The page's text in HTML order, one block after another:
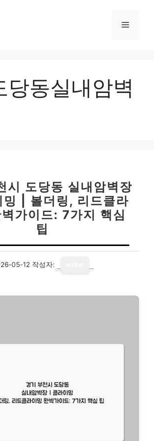
메
당동실내암벽
시 도당동 실내암벽장
밍 | 볼더링, 리드클라
가이드: 7가지 핵심
팁
05-12 작성자: